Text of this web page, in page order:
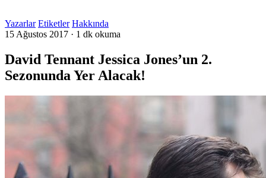
Yazarlar Etiketler Hakkında
15 Ağustos 2017 · 1 dk okuma
David Tennant Jessica Jones’un 2.
Sezonunda Yer Alacak!